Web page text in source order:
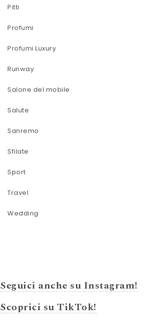
Pitti
Profumi
Profumi Luxury
Runway
Salone del mobile
Salute
Sanremo
Sfilate
Sport
Travel
Wedding
Seguici anche su Instagram!
Scoprici su TikTok!